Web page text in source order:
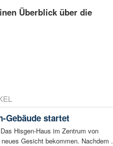
Überblick über die
Gebäude startet
Hisgen-Haus im Zentrum von
Gesicht bekommen. Nachdem